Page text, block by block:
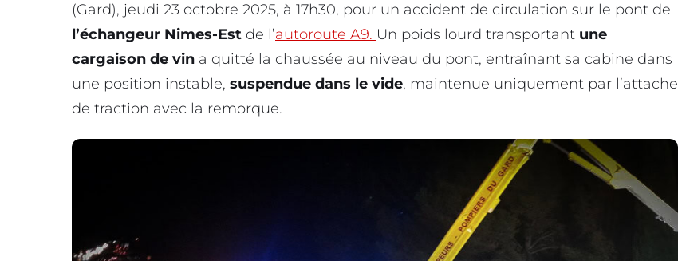
(Gard), jeudi 23 octobre 2025, à 17h30, pour un accident de circulation sur le pont de
l’échangeur Nimes-Est de l’autoroute A9. Un poids lourd transportant une
cargaison de vin a quitté la chaussée au niveau du pont, entraînant sa cabine dans
une position instable, suspendue dans le vide, maintenue uniquement par l’attache
de traction avec la remorque.